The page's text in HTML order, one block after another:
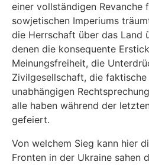
einer vollständigen Revanche
sowjetischen Imperiums
die Herrschaft über das Land
denen die konsequente
Meinungsfreiheit, die
Zivilgesellschaft, die
unabhängigen
alle haben während der
gefeiert.
Von welchem Sieg kann hier
Fronten in der Ukraine sahen